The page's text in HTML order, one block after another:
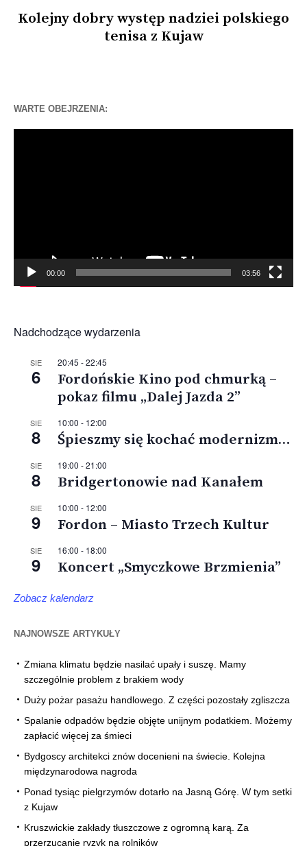
Kolejny dobry występ nadziei polskiego
tenisa z Kujaw
WARTE OBEJRZENIA:
00:00 03:56
Nadchodzące wydarzenia
SIE
6
20:45 -22:45
Fordońskie Kino pod chmurką –
pokaz filmu „Dalej Jazda 2”
SIE
8
10:00 - 12:00
Śpieszmy się kochać modernizm…
SIE
8
19:00 -21:00
Bridgertonowie nad Kanałem
SIE
9
10:00 - 12:00
Fordon – Miasto Trzech Kultur
SIE
9
16:00 - 18:00
Koncert „Smyczkowe Brzmienia”
Zobacz kalendarz
NAJNOWSZE ARTYKUŁY
Zmiana klimatu będzie nasilać upały i suszę. Mamy
szczególnie problem z brakiem wody
Duży pożar pasażu handlowego. Z części pozostały zgliszcza
Spalanie odpadów będzie objęte unijnym podatkiem. Możemy
zapłacić więcej za śmieci
Bydgoscy architekci znów docenieni na świecie. Kolejna
międzynarodowa nagroda
Ponad tysiąc pielgrzymów dotarło na Jasną Górę. W tym setki
z Kujaw
Kruszwickie zakłady tłuszczowe z ogromną karą. Za
przerzucanie ryzyk na rolników